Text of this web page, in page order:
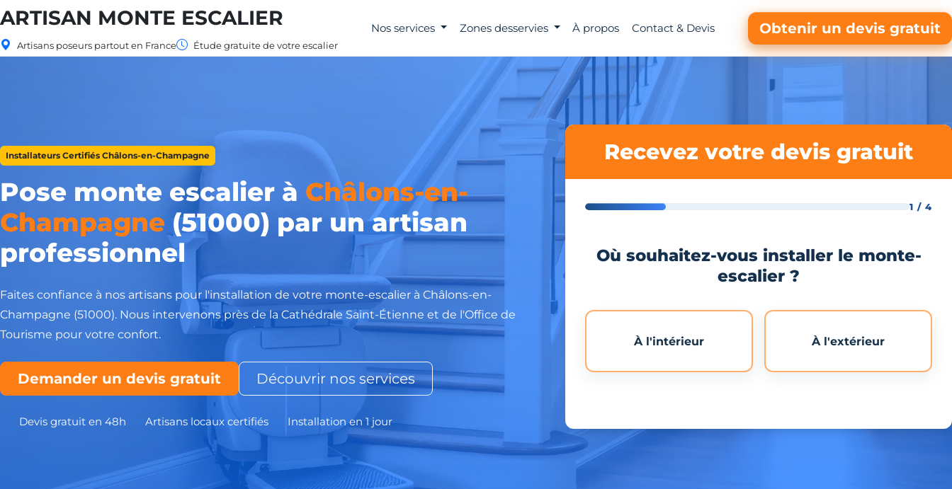
ARTISAN MONTE ESCALIER
Artisans poseurs partout en France Étude gratuite de votre escalier
Nos services Zones desservies À propos Contact & Devis Obtenir un devis gratuit
Installateurs Certifiés Châlons-en-Champagne
Pose monte escalier à Châlons-en-
Champagne (51000) par un artisan
professionnel
Faites confiance à nos artisans pour l'installation de votre monte-escalier à Châlons-en-
Champagne (51000). Nous intervenons près de la Cathédrale Saint-Étienne et de l'Office de
Tourisme pour votre confort.
Demander un devis gratuit Découvrir nos services
Devis gratuit en 48h Artisans locaux certifiés Installation en 1 jour
Recevez votre devis gratuit
1 / 4
Où souhaitez-vous installer le monte-
escalier ?
À l'intérieur À l'extérieur